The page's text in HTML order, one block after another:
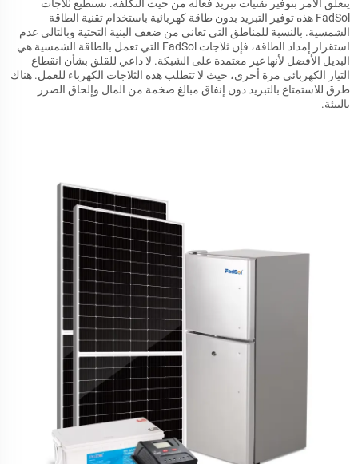
يتعلق الأمر بتوفير تقنيات تبريد فعالة من حيث التكلفة. تستطيع ثلاجات
FadSol هذه توفير التبريد بدون طاقة كهربائية باستخدام تقنية الطاقة
الشمسية. بالنسبة للمناطق التي تعاني من ضعف البنية التحتية وبالتالي عدم
استقرار إمداد الطاقة، فإن ثلاجات FadSol التي تعمل بالطاقة الشمسية هي
البديل الأفضل لأنها غير معتمدة على الشبكة. لا داعي للقلق بشأن انقطاع
التيار الكهربائي مرة أخرى، حيث لا تتطلب هذه الثلاجات الكهرباء للعمل. هناك
طرق للاستمتاع بالتبريد دون إنفاق مبالغ ضخمة من المال وإلحاق الضرر
بالبيئة.